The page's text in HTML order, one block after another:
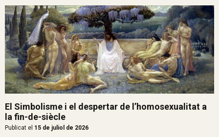
El Simbolisme i el despertar de l’homosexualitat a
la fin-de-siècle
Publicat el 15 de juliol de 2026